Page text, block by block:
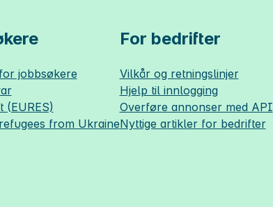
jobbsøkere
(EURES)
from Ukraine
For bedrifter
Vilkår og retningslinjer
Hjelp til innlogging
Overføre annonser med API
Nyttige artikler for bedrifter